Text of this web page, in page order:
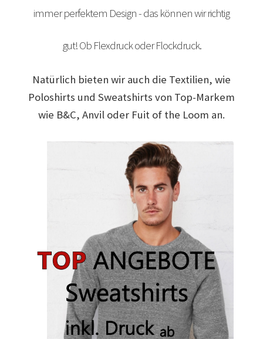
Arbeitskleidung bedrucken Braunschweig – Firmenlogo
Arbeitskleidung bedrucken Hamburg – Firmenlogo
Arbeitskleidung BEDRUCKEN Leonberg / Berufsbekleidung
Arbeitskleidung bedrucken Much – Firmenlogo
Arbeitskleidung bedrucken Niedersachsen – Firmenlogo
Arbeitskleidung bedrucken Oldenburg – Firmenlogo
Arbeitskleidung bedrucken Osnabrück – Firmenlogo
Arbeitskleidung BEDRUCKEN SCHORNDORF /
Berufsbekleidung
immer perfektem Design - das können wir richtig
gut! Ob Flexdruck oder Flockdruck.
Natürlich bieten wir auch die Textilien, wie
Poloshirts und Sweatshirts von Top-Markem
wie B&C, Anvil oder Fuit of the Loom an.